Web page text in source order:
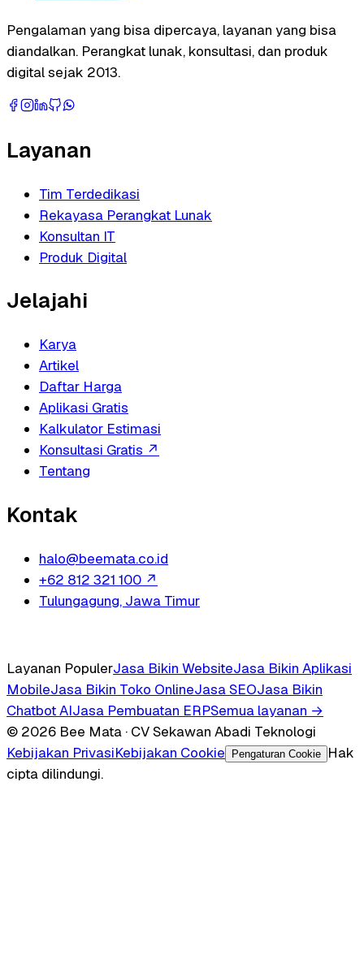
Pengalaman yang bisa dipercaya, layanan yang bisa
diandalkan. Perangkat lunak, konsultasi, dan produk
digital sejak 2013.
Layanan
Tim Terdedikasi
Rekayasa Perangkat Lunak
Konsultan IT
Produk Digital
Jelajahi
Karya
Artikel
Daftar Harga
Aplikasi Gratis
Kalkulator Estimasi
Konsultasi Gratis ↗
Tentang
Kontak
halo@beemata.co.id
+62 812 321 100 ↗
Tulungagung, Jawa Timur
Layanan PopulerJasa Bikin WebsiteJasa Bikin Aplikasi
MobileJasa Bikin Toko OnlineJasa SEOJasa Bikin
Chatbot AIJasa Pembuatan ERPSemua layanan →
© 2026 Bee Mata · CV Sekawan Abadi Teknologi
Kebijakan PrivasiKebijakan Cookie Pengaturan Cookie
Hak
cipta dilindungi.